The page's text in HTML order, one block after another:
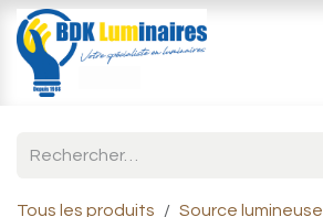
Se rendre au contenu
Tous les produits Source lumineuse